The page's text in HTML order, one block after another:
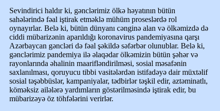
Sevindirici haldır ki, gənclərimiz ölkə həyatının bütün
sahələrində fəal iştirak etməklə mühüm proseslərdə rol
oynayırlar. Belə ki, bütün dünyanı cənginə alan və ölkəmizdə də
ciddi mübarizənin aparıldığı koronavirus pandemiyasına qarşı
Azərbaycan gəncləri də fəal şəkildə səfərbər olunublar. Belə ki,
gənclərimiz pandemiya ilə əlaqədar ölkəmizin bütün şəhər və
rayonlarında əhalinin maarifləndirilməsi, sosial məsafənin
saxlanılması, qoruyucu tibbi vasitələrdən istifadəyə dair müxtəlif
sosial təşəbbüslər, kampaniyalar, tədbirlər təşkil edir, aztəminatlı,
köməksiz ailələrə yardımların göstərilməsində iştirak edir, bu
mübarizəyə öz töhfələrini verirlər.